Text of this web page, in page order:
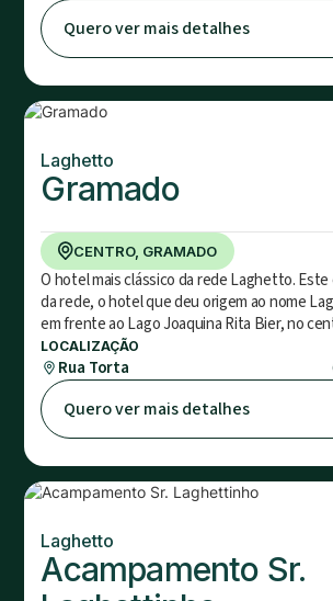
Quero ver mais detalhes
Laghetto
Gramado
CENTRO, GRAMADO
O hotel mais clássico da rede Laghetto.
da rede, o hotel que deu origem ao nome
em frente ao Lago Joaquina Rita Bier, no
LOCALIZAÇÃO
Rua Torta
Quero ver mais detalhes
Laghetto
Acampamento Sr.